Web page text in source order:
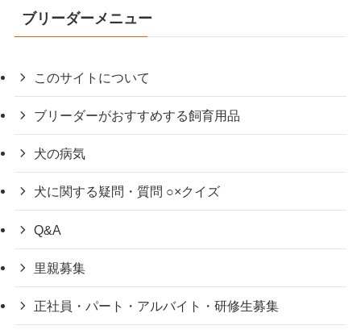
ブリーダーメニュー
このサイトについて
ブリーダーがおすすめする飼育用品
犬の病気
犬に関する疑問・質問 ○×クイズ
Q&A
里親募集
正社員・パート・アルバイト・研修生募集